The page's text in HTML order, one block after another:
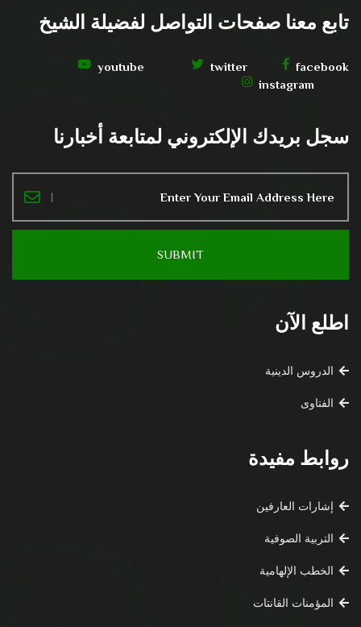
تابع معنا صفحات التواصل لفضيلة الشيخ
facebook
twitter
youtube
instagram
سجل بريدك الإلكتروني لمتابعة أخبارنا
اطلع الآن
الدروس الدينية
الفتاوى
روابط مفيدة
إشارات العارفين
التربية الصوفية
الخطب الإلهامية
المؤمنات القانتات